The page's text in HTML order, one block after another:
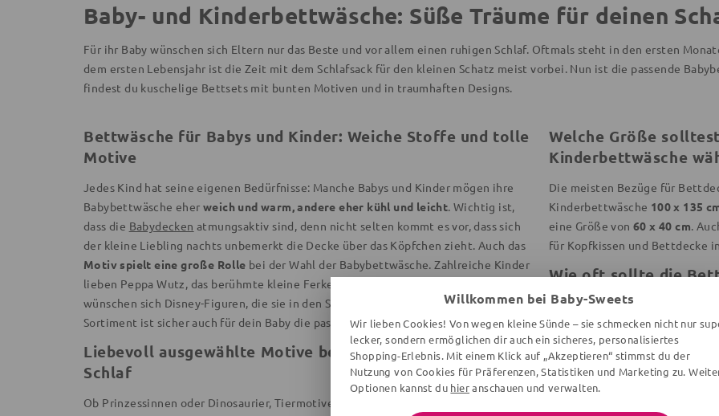
Baby- und Kinderbettwäsche: Süße Träume für deinen
Für ihr Baby wünschen sich Eltern nur das Beste und vor allem einen ruhigen Schlaf. Oftmals steht in den ersten
dem ersten Lebensjahr ist die Zeit mit dem Schlafsack für den kleinen Schatz meist vorbei. Nun ist die passende
findest du kuschelige Bettsets mit bunten Motiven und in traumhaften Designs.
Bettwäsche für Babys und Kinder: Weiche Stoffe und tolle
Motive
Jedes Kind hat seine eigenen Bedürfnisse: Manche Babys und Kinder mögen ihre
Babybettwäsche eher weich und warm, andere eher kühl und leicht. Wichtig ist,
dass die Babydecken atmungsaktiv sind, denn nicht selten kommt es vor, dass sich
der kleine Liebling nachts unbemerkt die Decke über das Köpfchen zieht. Auch das
Motiv spielt eine große Rolle bei der Wahl der Babybettwäsche. Zahlreiche Kinder
lieben Peppa Wutz, das berühmte kleine Ferkel aus dem Fernsehen. Andere
wünschen sich Disney-Figuren, die sie in den Schlaf begleiten. In unserem großen
Sortiment ist sicher auch für dein Baby die passende Bettwäsche dabei.
Liebevoll ausgewählte Motive begleiten dein Baby in den
Schlaf
Ob Prinzessinnen oder Dinosaurier, Tiermotive oder Disney-Figuren - dein Kind
Welche Größe
Kinderbettwäsche
Die meisten Bezüge für
Kinderbettwäsche 100 x 135
eine Größe von60 x 40 cm.
für Kopfkissen und Bettdecke
Wie oft sollte die
Generell sollte Bettwäsche
vor allem bei Kindern ist eine
sich schnell Keime, die sich
auswirken können. Durch das
das vermeiden.
Einmal die
Willkommen bei Baby-Sweets
Wir lieben Cookies! Von wegen kleine Sünde – sie schmecken nicht nur
lecker, sondern ermöglichen dir auch ein sicheres, personalisiertes
Shopping-Erlebnis. Mit einem Klick auf „Akzeptieren“ stimmst du der
Nutzung von Cookies für Präferenzen, Statistiken und Marketing zu.
Optionen kannst du hieranschauen und verwalten.